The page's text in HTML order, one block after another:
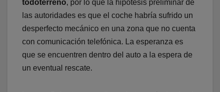
todoterreno, por lo que la hipótesis preliminar de
las autoridades es que el coche habría sufrido un
desperfecto mecánico en una zona que no cuenta
con comunicación telefónica. La esperanza es
que se encuentren dentro del auto a la espera de
un eventual rescate.